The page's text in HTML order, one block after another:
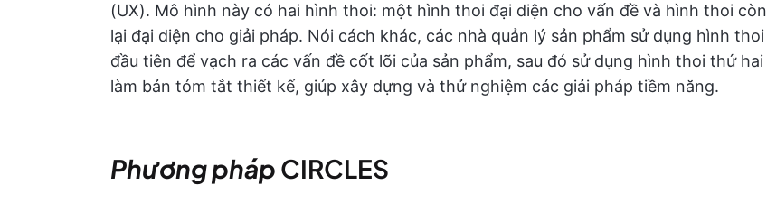
(UX). Mô hình này có hai hình thoi: một hình thoi đại diện cho vấn đề và hình thoi còn
lại đại diện cho giải pháp. Nói cách khác, các nhà quản lý sản phẩm sử dụng hình thoi
đầu tiên để vạch ra các vấn đề cốt lõi của sản phẩm, sau đó sử dụng hình thoi thứ hai
làm bản tóm tắt thiết kế, giúp xây dựng và thử nghiệm các giải pháp tiềm năng.
Phương pháp CIRCLES